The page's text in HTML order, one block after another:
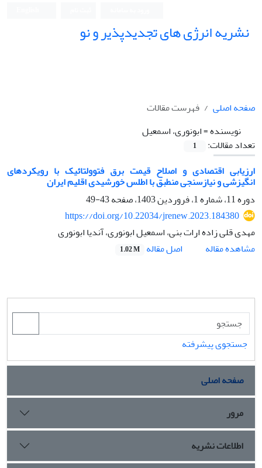
نشریه انرژی های تجدیدپذیر و نو
صفحه اصلی
فهرست مقالات
نویسنده =ابونوری، اسمعیل
تعداد مقالات:
1
ارزیابی اقتصادی و اصلاح قیمت برق فتوولتائیک با رویکرد‌های
انگیزشی و نیازسنجی منطبق با اطلس خورشیدی اقلیم ایران
دوره 11، شماره 1، فروردین 1403، صفحه
43-49
https://doi.org/10.22034/jrenew.2023.184380
مهدی قلی زاده ارات بنی، اسمعیل ابونوری، آندیا ابونوری
مشاهده مقاله
اصل مقاله 1.02 M
جستجوی پیشرفته
صفحه اصلی
مرور
اطلاعات نشریه